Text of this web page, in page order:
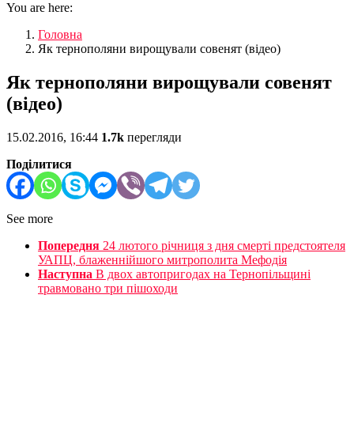
You are here:
Головна
Як тернополяни вирощували совенят (відео)
Як тернополяни вирощували совенят
(відео)
15.02.2016, 16:44 1.7k перегляди
Поділитися
See more
Попередня 24 лютого річниця з дня смерті предстоятеля
УАПЦ, блаженнійшого митрополита Мефодія
Наступна В двох автопригодах на Тернопільщині
травмовано три пішоходи